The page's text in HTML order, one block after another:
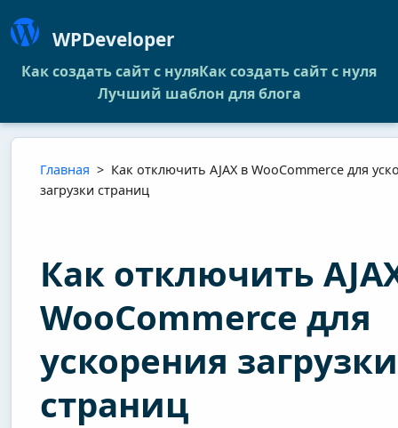
WPDeveloper
Как создать сайт с нуляКак создать сайт с нуля
Лучший шаблон для блога
Главная > Как отключить AJAX в WooCommerce для
загрузки страниц
Как отключить
WooCommerce для
ускорения загрузки
страниц